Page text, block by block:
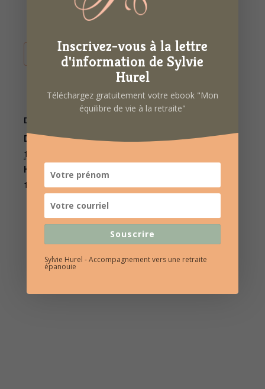
AJOUTER AU CALENDRIER
DÉTAILS
Date :
15 septembre 2022
Heure :
14h00 à 16h30
Centre Les Longs Prés
02 99 38 43 86
Inscrivez-vous à la lettre
d'information de Sylvie
Hurel
Téléchargez gratuitement votre ebook "Mon
équilibre de vie à la retraite"
Souscrire
Sylvie Hurel - Accompagnement vers une retraite
épanouie